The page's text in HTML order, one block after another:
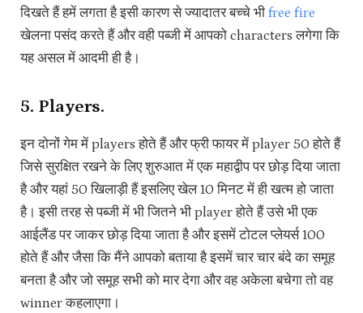
दिखते हैं हमें लगता है इसी कारण से ज्यादातर बच्चे भी free fire
खेलना पसंद करते हैं और वही पब्जी में आपको characters लगेगा कि
यह असल में आदमी ही है।
5. Players.
इन दोनों गेम में players होते हैं और फ्री फायर में player 50 होते हैं
जिसे सुरक्षित रखने के लिए शुरुआत में एक महाद्वीप पर छोड़ दिया जाता
है और यहां 50 खिलाड़ी हैं इसलिए खेल 10 मिनट में ही खत्म हो जाता
है। इसी तरह से पब्जी में भी जितने भी player होते हैं उसे भी एक
आईलैंड पर जाकर छोड़ दिया जाता है और इसमें टोटल प्लेयर्स 100
होते हैं और जैसा कि मैंने आपको बताया है इसमें चार चार बंदे का समूह
बनता है और जो समूह सभी को मार देगा और वह अकेला बचेगा तो वह
winner कहलाएगा।